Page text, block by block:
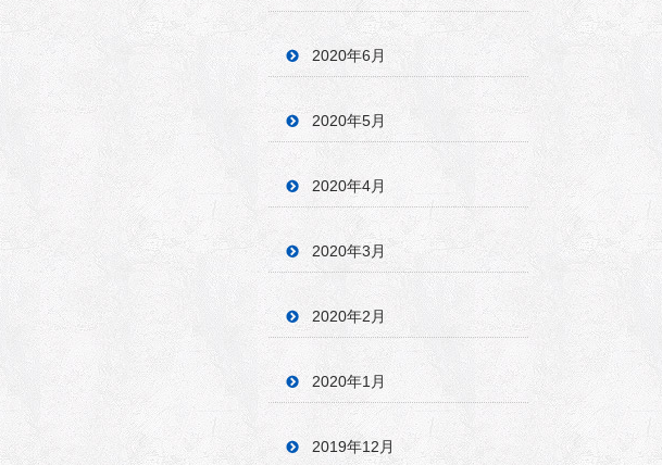
2020年6月
2020年5月
2020年4月
2020年3月
2020年2月
2020年1月
2019年12月